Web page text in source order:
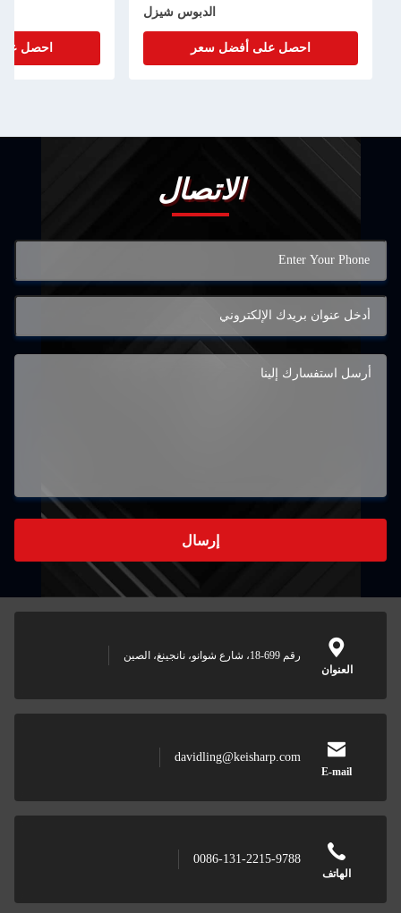
الدبوس شيزل
احصل على أفضل سعر احصل
الاتصال
إرسال
العنوان
رقم 699-18، شارع شوانو، نانجينغ، الصين
E-mail
davidling@keisharp.com
الهاتف
0086-131-2215-9788